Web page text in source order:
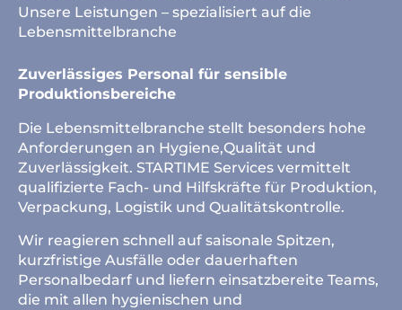
Unsere Leistungen – spezialisiert auf die
Lebensmittelbranche
Zuverlässiges Personal für sensible
Produktionsbereiche
Die Lebensmittelbranche stellt besonders hohe
Anforderungen an Hygiene,Qualität und
Zuverlässigkeit. STARTIME Services vermittelt
qualifizierte Fach- und Hilfskräfte für Produktion,
Verpackung, Logistik und Qualitätskontrolle.
Wir reagieren schnell auf saisonale Spitzen,
kurzfristige Ausfälle oder dauerhaften
Personalbedarf und liefern einsatzbereite Teams,
die mit allen hygienischen und